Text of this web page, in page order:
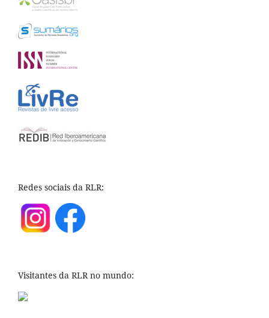
Redes sociais da RLR:
Visitantes da RLR no mundo: